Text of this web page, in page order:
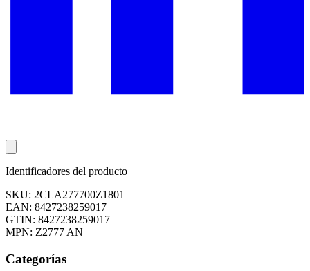
Identificadores del producto
SKU: 2CLA277700Z1801
EAN: 8427238259017
GTIN: 8427238259017
MPN: Z2777 AN
Categorías